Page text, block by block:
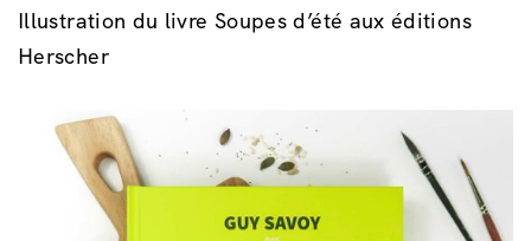
Illustration du livre Soupes d’été aux éditions
Herscher